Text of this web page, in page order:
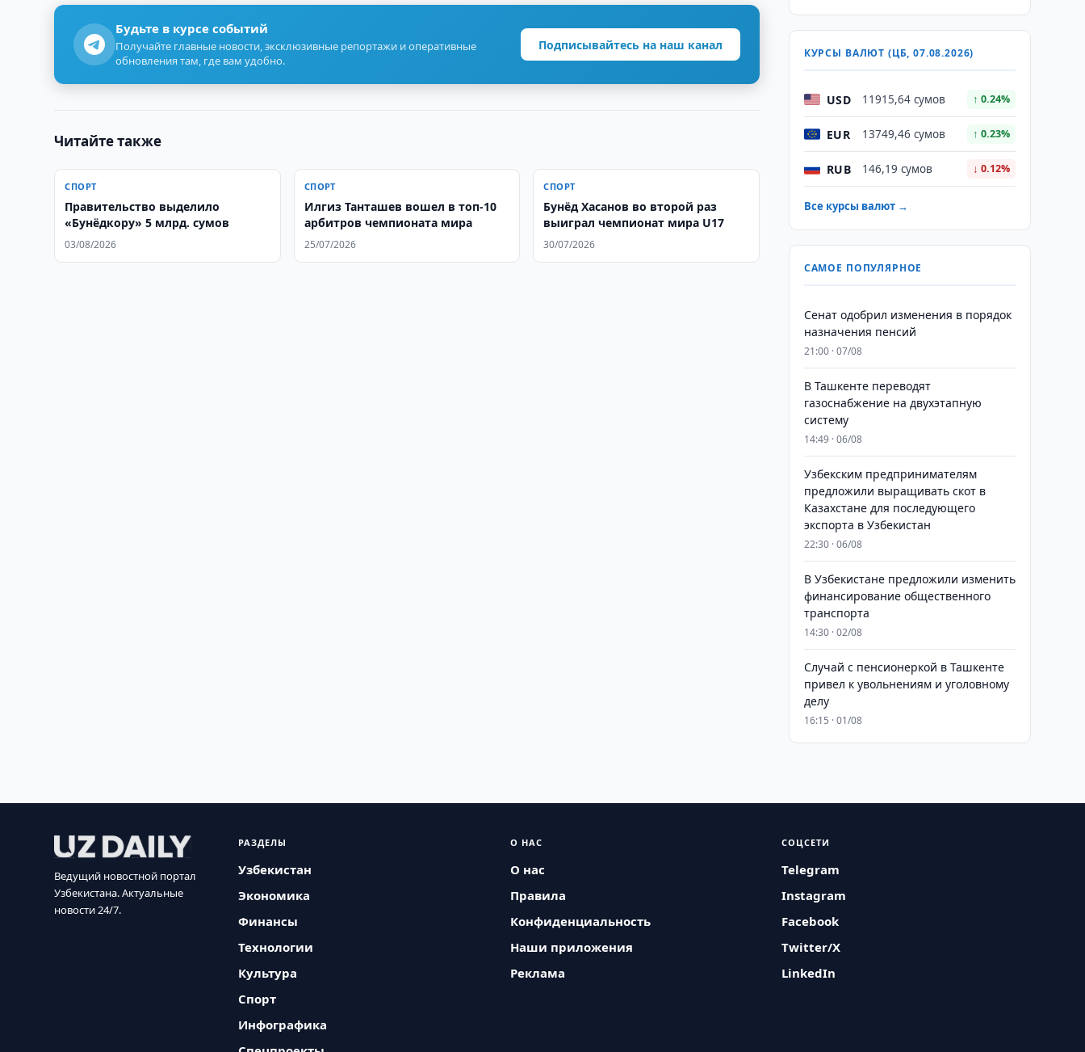
Будьте в курсе событий
Получайте главные новости, эксклюзивные репортажи и оперативные
обновления там, где вам удобно.
Подписывайтесь на наш канал
Читайте также
СПОРТ
Правительство выделило
«Бунёдкору» 5 млрд. сумов
03/08/2026
СПОРТ
Илгиз Танташев вошел в топ-10
арбитров чемпионата мира
25/07/2026
СПОРТ
Бунёд Хасанов во второй раз
выиграл чемпионат мира U17
30/07/2026
КУРСЫ ВАЛЮТ (ЦБ, 07.08.2026)
USD 11915,64 сумов ↑ 0.24%
EUR 13749,46 сумов ↑ 0.23%
RUB 146,19 сумов ↓ 0.12%
Все курсы валют →
САМОЕ ПОПУЛЯРНОЕ
Сенат одобрил изменения в порядок
назначения пенсий
21:00 · 07/08
В Ташкенте переводят
газоснабжение на двухэтапную
систему
14:49 · 06/08
Узбекским предпринимателям
предложили выращивать скот в
Казахстане для последующего
экспорта в Узбекистан
22:30 · 06/08
В Узбекистане предложили изменить
финансирование общественного
транспорта
14:30 · 02/08
Случай с пенсионеркой в Ташкенте
привел к увольнениям и уголовному
делу
16:15 · 01/08
Ведущий новостной портал
Узбекистана. Актуальные
новости 24/7.
РАЗДЕЛЫ
Узбекистан
Экономика
Финансы
Технологии
Культура
Спорт
Инфографика
О НАС
О нас
Правила
Конфиденциальность
Наши приложения
Реклама
СОЦСЕТИ
Telegram
Instagram
Facebook
Twitter/X
LinkedIn